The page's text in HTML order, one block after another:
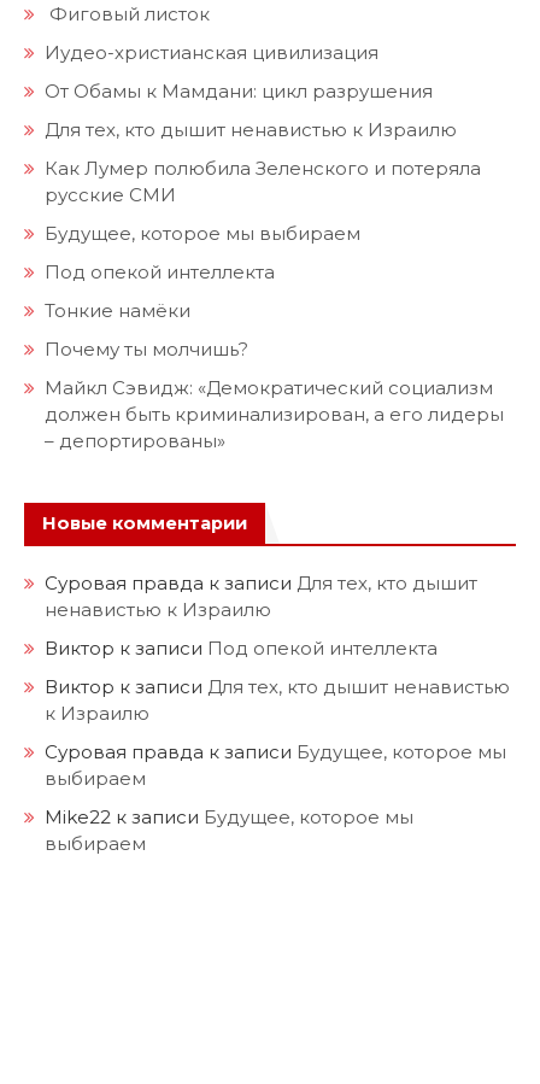
Фиговый листок
Иудео-христианская цивилизация
От Обамы к Мамдани: цикл разрушения
Для тех, кто дышит ненавистью к Израилю
Как Лумер полюбила Зеленского и потеряла
русские СМИ
Будущее, которое мы выбираем
Под опекой интеллекта
Тонкие намёки
Почему ты молчишь?
Майкл Сэвидж: «Демократический социализм
должен быть криминализирован, а его лидеры
– депортированы»
Новые комментарии
Суровая правда к записи Для тех, кто дышит
ненавистью к Израилю
Виктор к записи Под опекой интеллекта
Виктор к записи Для тех, кто дышит ненавистью
к Израилю
Суровая правда к записи Будущее, которое мы
выбираем
Mike22 к записи Будущее, которое мы
выбираем